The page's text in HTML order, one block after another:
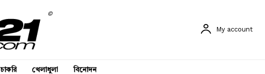
©
My account
চাকরি খেলাধুলা বিনোদন